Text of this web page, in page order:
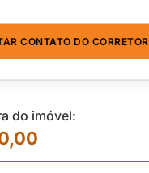
CONTATO DO CORRETOR
do imóvel: